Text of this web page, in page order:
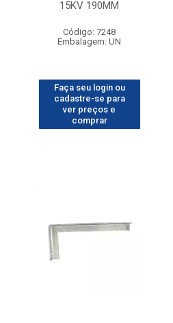
15KV 190MM
Código: 7248
Embalagem: UN
Faça seu login ou
cadastre-se para
ver preços e
comprar